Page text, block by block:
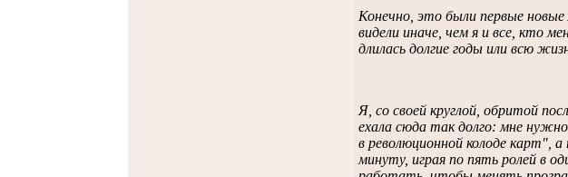
Конечно, это были первые
видели иначе, чем я и все, кто
длилась долгие годы или всю
Я, со своей круглой, обритой
ехала сюда так долго: мне
в революционной колоде
минуту, играя по пять ролей в